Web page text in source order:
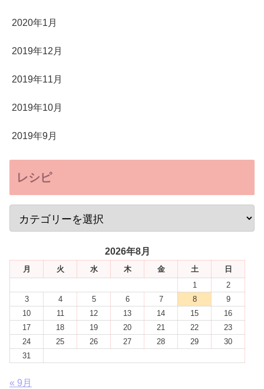
2020年1月
2019年12月
2019年11月
2019年10月
2019年9月
レシピ
2026年8月
月 火 水 木 金 土
日
1
2
3
4 5 6 7 8
9
10
11 12 13 14 15
16
17
18 19 20 21 22
23
24
25 26 27 28 29
30
31
« 9月